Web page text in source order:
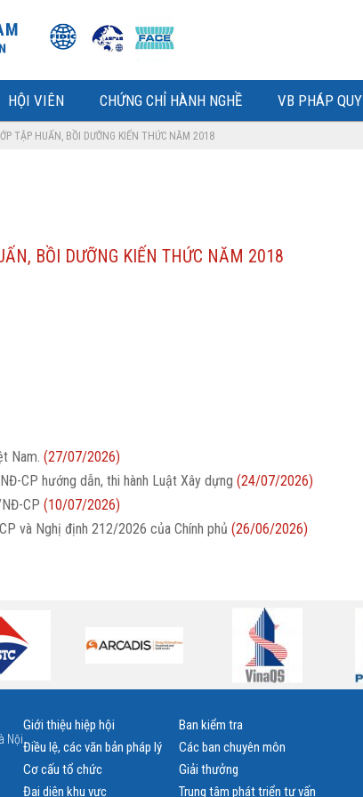
HỘI VIÊN CHỨNG CHỈ HÀNH NGHỀ VB PHÁP QUY
TẬP HUẤN, BỒI DƯỠNG KIẾN THỨC NĂM 2018
BỒI DƯỠNG KIẾN THỨC NĂM 2018
Nam. (27/07/2026)
CP hướng dẫn, thi hành Luật Xây dựng (24/07/2026)
CP (10/07/2026)
và Nghị định 212/2026 của Chính phủ (26/06/2026)
Nội
Giới thiệu hiệp hội
Điều lệ, các văn bản pháp lý
Cơ cấu tổ chức
Đại diện khu vực
Ban kiểm tra
Các ban chuyên môn
Giải thưởng
Trung tâm phát triển tư vấn